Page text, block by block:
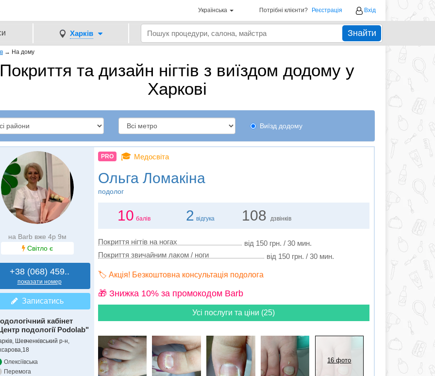
Українська Потрібні клієнти? Реєстрація Вхід
Харків Знайти
→ На дому
Покриття та дизайн нігтів з виїздом додому у
Харкові
Виїзд додому
на Barb вже 4р 9м
Світло є
+38 (068) 459..
показати номер
Записатись
кабінет
подології Podolab"
Шевченківський р-н,
Олексіївська
Перемога
PRO 🎓 Медосвіта
Ольга Ломакiна
подолог
10 балів 2 відгука 108 дзвінків
Покриття нігтів на ногах
від 150 грн. / 30 мин.
Покриття звичайним лаком / ноги
від 150 грн. / 30 мин.
🏷️ Акція! Безкоштовна консультація подолога
🎁 Знижка 10% за промокодом Barb
Усі послуги та ціни (25)
16 фото